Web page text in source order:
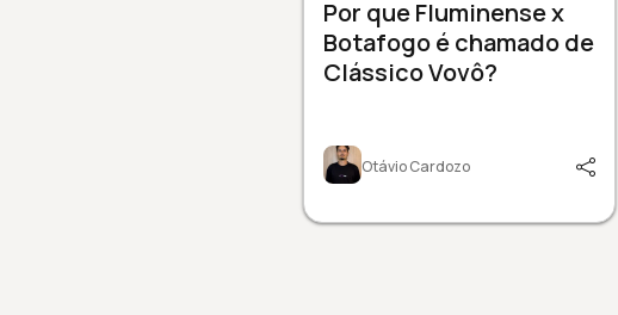
Por que Fluminense x
Botafogo é chamado de
Clássico Vovô?
Otávio Cardozo